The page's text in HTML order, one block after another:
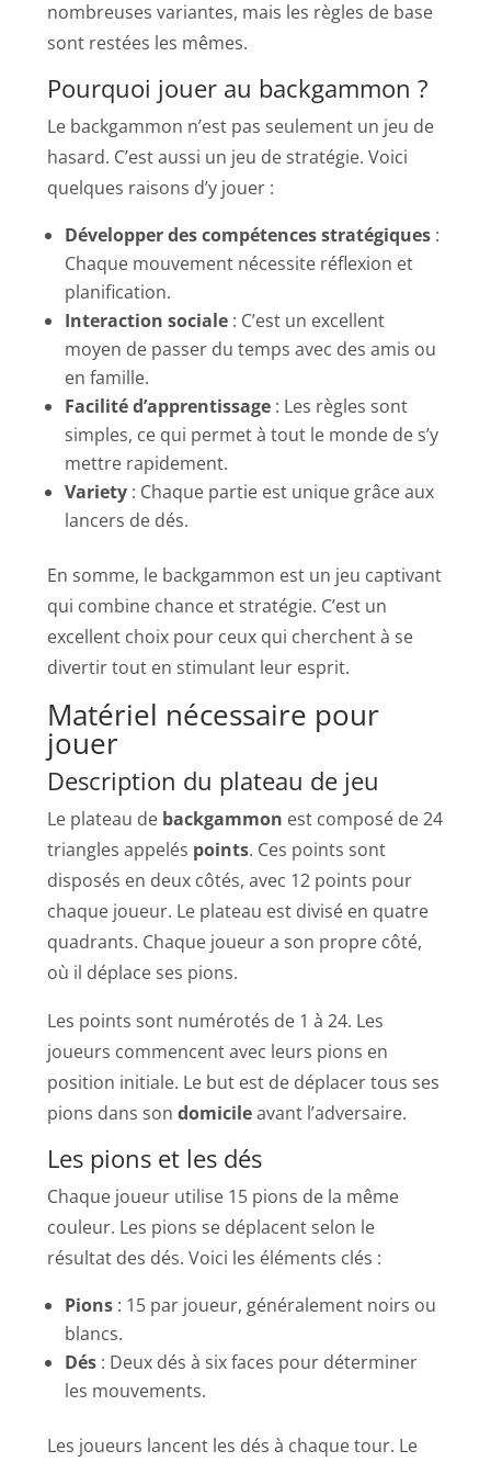
nombreuses variantes, mais les règles de base
sont restées les mêmes.
Pourquoi jouer au backgammon ?
Le backgammon n’est pas seulement un jeu de
hasard. C’est aussi un jeu de stratégie. Voici
quelques raisons d’y jouer :
Développer des compétences stratégiques :
Chaque mouvement nécessite réflexion et
planification.
Interaction sociale : C’est un excellent
moyen de passer du temps avec des amis ou
en famille.
Facilité d’apprentissage : Les règles sont
simples, ce qui permet à tout le monde de s’y
mettre rapidement.
Variety : Chaque partie est unique grâce aux
lancers de dés.
En somme, le backgammon est un jeu captivant
qui combine chance et stratégie. C’est un
excellent choix pour ceux qui cherchent à se
divertir tout en stimulant leur esprit.
Matériel nécessaire pour
jouer
Description du plateau de jeu
Le plateau de backgammon est composé de 24
triangles appelés points. Ces points sont
disposés en deux côtés, avec 12 points pour
chaque joueur. Le plateau est divisé en quatre
quadrants. Chaque joueur a son propre côté,
où il déplace ses pions.
Les points sont numérotés de 1 à 24. Les
joueurs commencent avec leurs pions en
position initiale. Le but est de déplacer tous ses
pions dans sondomicileavant l’adversaire.
Les pions et les dés
Chaque joueur utilise 15 pions de la même
couleur. Les pions se déplacent selon le
résultat des dés. Voici les éléments clés :
Pions : 15 par joueur, généralement noirs ou
blancs.
Dés : Deux dés à six faces pour déterminer
les mouvements.
Les joueurs lancent les dés à chaque tour. Le